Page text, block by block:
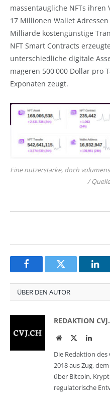
massentaugliche NFTs
17 Millionen Wallet
Milliarde kostengünstige
NFT Smart Contracts
unterschiedliche digitale
mageren 500'000 Dollar pro
Exponaten zeugt.
Eine nutzerstarke, doch
/
FacebookTwitter
ÜBER DEN AUTOR
REDAKTION
WebsiteTwitter
Die Redaktion
2018 aus Zug,
über Bitcoin,
regulatorische